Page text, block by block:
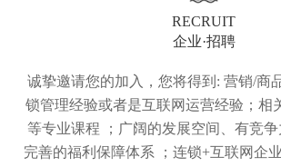
RECRUIT
企业·招聘
诚挚邀请您的加入，您将得到: 营销/商
锁管理经验或者是互联网运营经验；相
等专业课程 ；广阔的发展空间、有竞争
完善的福利保障体系 ；连锁+互联网企